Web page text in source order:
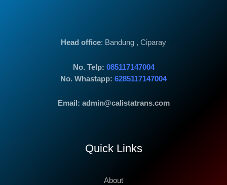
Head office: Bandung , Ciparay
No. Telp: 085117147004
No. Whastapp: 6285117147004
Email: admin@calistatrans.com
Quick Links
About